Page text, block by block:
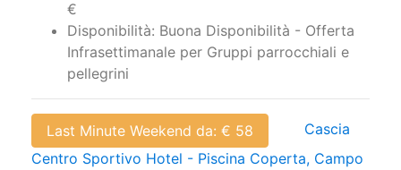
€
Disponibilità: Buona Disponibilità - Offerta
Infrasettimanale per Gruppi parrocchiali e
pellegrini
Last Minute Weekend da: € 58
Cascia
Centro Sportivo Hotel - Piscina Coperta, Campo